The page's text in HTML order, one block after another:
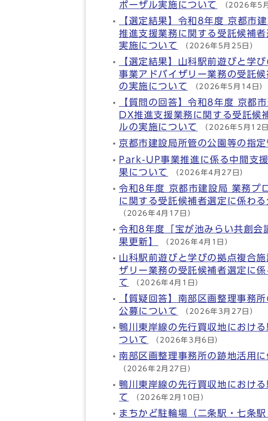
ポーザル実施について （2026年5
【選定結果】令和8年度 京都市
推進支援業務に関する受託候補
実施について
（2026年5月25日）
【選定結果】山科駅前遊びと学
事業アドバイザリー業務の受託
の実施について
（2026年5月14日）
【質問の回答】令和8年度 京都
DX推進支援業務に関する受託候
ルの実施について
（2026年5月12日
京都市建設局所管の公園等の指
Park-UP事業推進に係る中間支
果について （2026年4月27日）
令和8年度 京都市建設局 業務プ
に関する受託候補者選定に係わ
（2026年4月17日）
令和8年度「宝が池みらい共創会
果更新】 （2026年4月1日）
山科駅前遊びと学びの拠点複合
ザリー業務の受託候補者選定に
て
（2026年4月1日）
【質疑回答】南部区画整理事務
公募について （2026年3月27日）
鴨川東岸線の先行買収地におけ
ついて （2026年3月6日）
南部区画整理事務所の跡地活用
（2026年2月27日）
鴨川東岸線の先行買収地におけ
て （2026年2月10日）
まちかど駐輪場（二条駅・七条